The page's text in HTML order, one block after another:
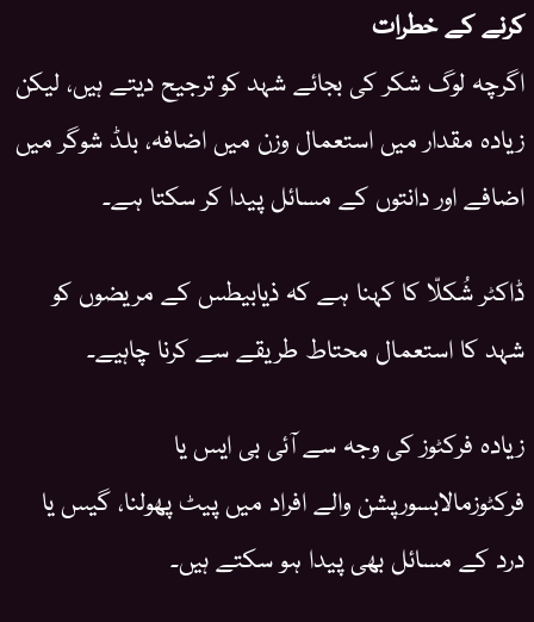
کرنے کے خطرات
اگرچہ لوگ شکر کی بجائے شہد کو ترجیح دیتے ہیں، لیکن
زیادہ مقدار میں استعمال وزن میں اضافہ، بلڈ شوگر میں
اضافے اور دانتوں کے مسائل پیدا کر سکتا ہے۔
ڈاکٹر شُکلّا کا کہنا ہے کہ ذیابیطس کے مریضوں کو
شہد کا استعمال محتاط طریقے سے کرنا چاہیے۔
زیادہ فرکٹوز کی وجہ سے آئی بی ایس یا
فرکٹوزمالابسورپشن والے افراد میں پیٹ پھولنا، گیس یا
درد کے مسائل بھی پیدا ہو سکتے ہیں۔